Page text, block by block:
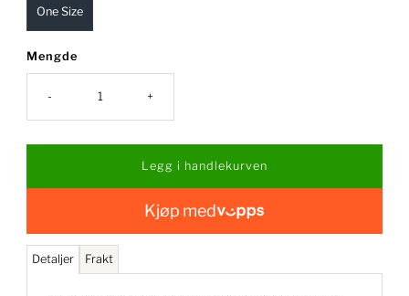
One Size
Mengde
- +
Kjøp med
Detaljer Frakt